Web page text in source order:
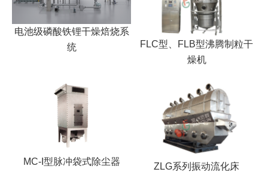
电池级磷酸铁锂干燥焙烧系
统
FLC型、FLB型沸腾制粒干
燥机
MC-I型脉冲袋式除尘器 ZLG系列振动流化床